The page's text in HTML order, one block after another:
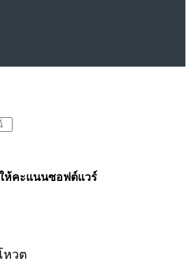
ห้คะแนนซอฟต์แวร์
หวต